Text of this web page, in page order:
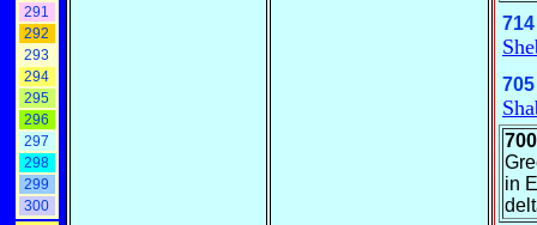
291
292
293
294
295
296
297
298
299
300
700
in